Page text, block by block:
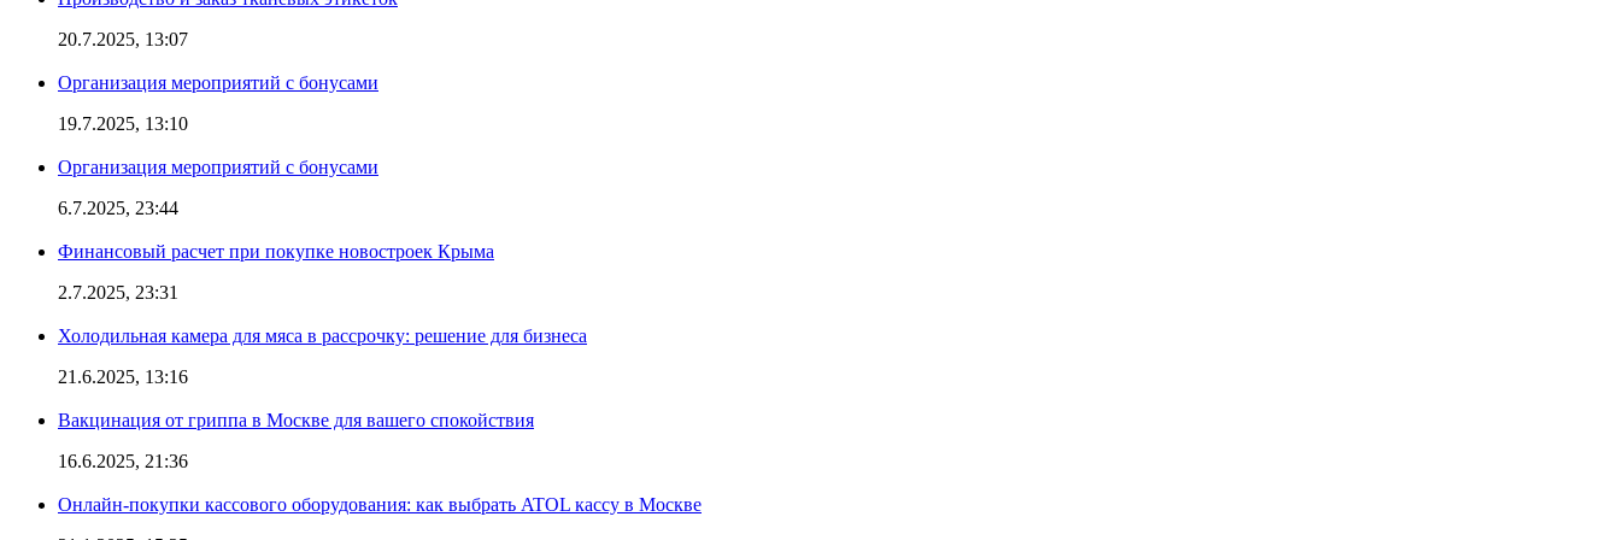
20.7.2025, 13:07
Организация мероприятий с бонусами
19.7.2025, 13:10
Организация мероприятий с бонусами
6.7.2025, 23:44
Финансовый расчет при покупке новостроек Крыма
2.7.2025, 23:31
Холодильная камера для мяса в рассрочку: решение для бизнеса
21.6.2025, 13:16
Вакцинация от гриппа в Москве для вашего спокойствия
16.6.2025, 21:36
Онлайн-покупки кассового оборудования: как выбрать ATOL кассу в Москве